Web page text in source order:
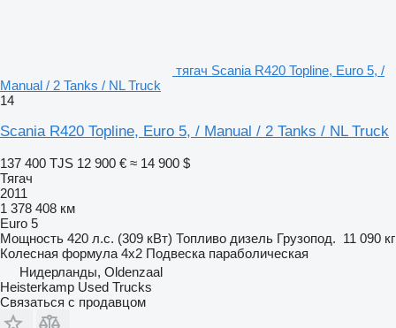
тягач Scania R420 Topline, Euro 5, /
Manual / 2 Tanks / NL Truck
14
Scania R420 Topline, Euro 5, / Manual / 2 Tanks / NL Truck
137 400 TJS 12 900 € ≈ 14 900 $
Тягач
2011
1 378 408 км
Euro 5
Мощность 420 л.с. (309 кВт) Топливо дизель Грузопод. 11 090 кг
Колесная формула 4x2 Подвеска параболическая
Нидерланды, Oldenzaal
Heisterkamp Used Trucks
Связаться с продавцом